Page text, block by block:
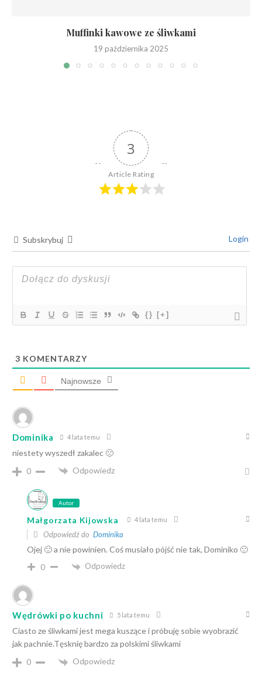
Muffinki kawowe ze śliwkami
19 października 2025
3
Article Rating
Subskrybuj Login
{} [+]
3 KOMENTARZY
Najnowsze
Dominika 4 lata temu
niestety wyszedł zakalec 🙁
0
Odpowiedz
Autor
Małgorzata Kijowska 4 lata temu
Odpowiedź do Dominika
Ojej 🙁 a nie powinien. Coś musiało pójść nie tak, Dominiko 🙁
0 Odpowiedz
Wędrówki po kuchni 5 lata temu
Ciasto ze śliwkami jest mega kuszące i próbuję sobie wyobrazić
jak pachnie.Tęsknię bardzo za polskimi śliwkami
0
Odpowiedz